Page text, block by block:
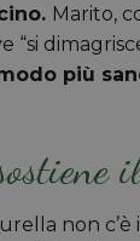
Marito,
più
non c’è